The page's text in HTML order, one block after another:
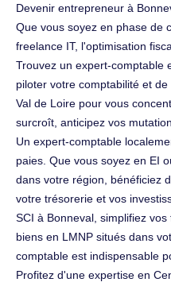
Devenir entrepreneur à
Que vous soyez en phase de
freelance IT, l'optimisation
Trouvez un expert-comptable
piloter votre comptabilité et
Val de Loire pour vous
surcroît, anticipez vos
Un expert-comptable
paies. Que vous soyez en EI
dans votre région, bénéficiez
votre trésorerie et vos
SCI à Bonneval, simplifiez
biens en LMNP situés dans
comptable est indispensable
Profitez d'une expertise en